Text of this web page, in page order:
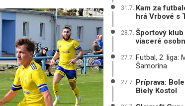
31.7. Kam za
hrá Vrbové s
28.7. Športový
viaceré
27.7. Futbal, 2. liga:
Šamorína
27.7. Príprava:
Biely Kostol